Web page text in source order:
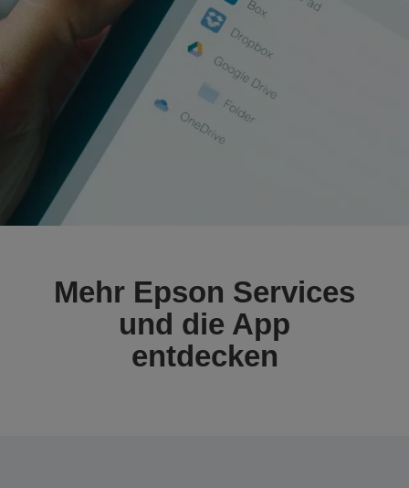
Mehr Epson Services
und die App
entdecken